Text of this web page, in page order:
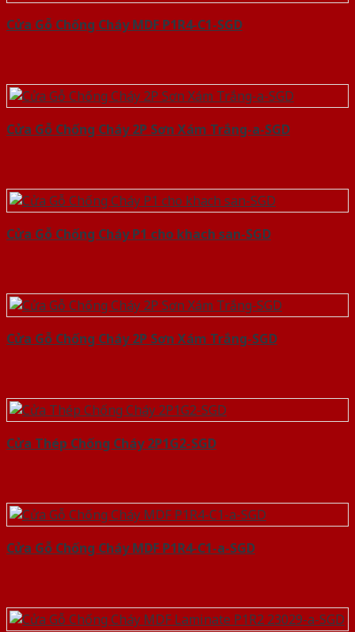
Cửa Gỗ Chống Cháy MDF P1R4-C1-SGD
Cửa Gỗ Chống Cháy 2P Sơn Xám Trắng-a-SGD
Cửa Gỗ Chống Cháy P1 cho khach san-SGD
Cửa Gỗ Chống Cháy 2P Sơn Xám Trắng-SGD
Cửa Thép Chống Cháy 2P1G2-SGD
Cửa Gỗ Chống Cháy MDF P1R4-C1-a-SGD